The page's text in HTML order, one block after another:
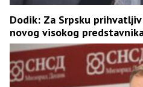
Dodik: Za Srpsku
novog visokog